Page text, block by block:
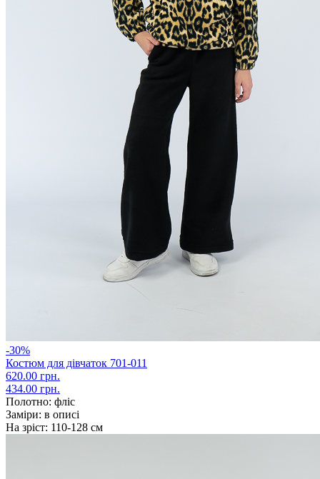
-30%
Костюм для дівчаток 701-011
620.00 грн.
434.00 грн.
Полотно: фліс
Заміри: в описі
На зріст: 110-128 см